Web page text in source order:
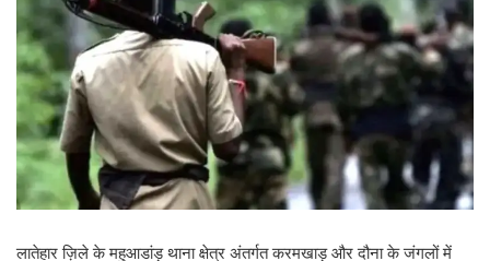
लातेहार ज़िले के महुआडांड़ थाना क्षेत्र अंतर्गत करमखाड़ और दौना के जंगलों में